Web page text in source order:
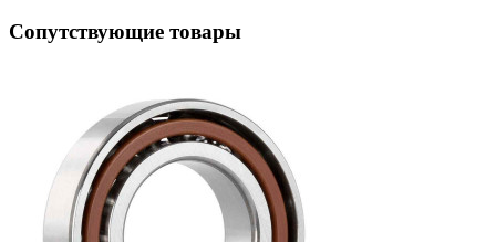
Сопутствующие товары